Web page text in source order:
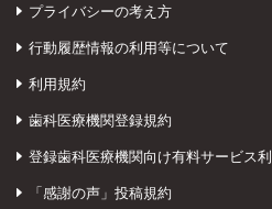
プライバシーの考え方
行動履歴情報の利用等について
利用規約
歯科医療機関登録規約
登録歯科医療機関向け有料サービス
「感謝の声」投稿規約